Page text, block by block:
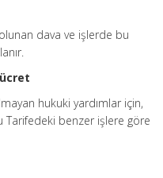
dava ve işlerde bu
hukuki yardımlar için,
benzer işlere göre